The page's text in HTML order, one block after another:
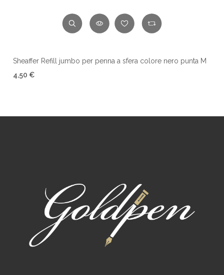
Sheaffer Refill jumbo per penna a sfera colore nero punta M
4,50 €